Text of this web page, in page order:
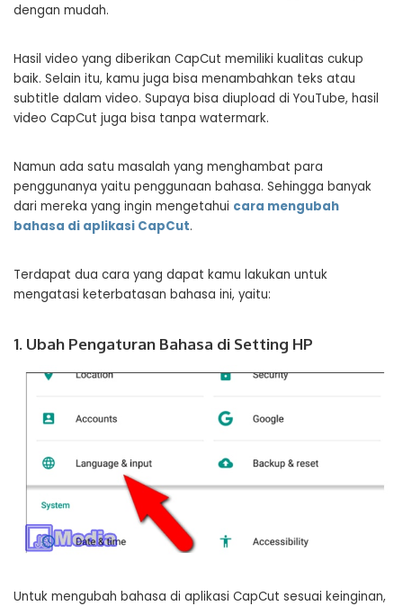
dengan mudah.
Hasil video yang diberikan CapCut memiliki kualitas cukup
baik. Selain itu, kamu juga bisa menambahkan teks atau
subtitle dalam video. Supaya bisa diupload di YouTube, hasil
video CapCut juga bisa tanpa watermark.
Namun ada satu masalah yang menghambat para
penggunanya yaitu penggunaan bahasa. Sehingga banyak
dari mereka yang ingin mengetahui cara mengubah
bahasa di aplikasi CapCut.
Terdapat dua cara yang dapat kamu lakukan untuk
mengatasi keterbatasan bahasa ini, yaitu:
1. Ubah Pengaturan Bahasa di Setting HP
Untuk mengubah bahasa di aplikasi CapCut sesuai keinginan,